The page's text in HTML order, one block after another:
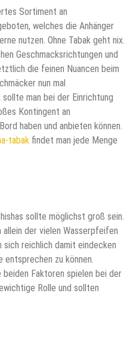
Sortiment an
welches die Anhänger
nutzen. Ohne Tabak geht nix.
Geschmacksrichtungen und
die feinen Nuancen beim
nun mal
man bei der Einrichtung
Kontingent an
haben und anbieten können.
tabak findet man jede Menge
sollte möglichst groß sein.
allein der vielen Wasserpfeifen
sich reichlich damit eindecken
entsprechen zu können.
Faktoren spielen bei der
Rolle und sollten